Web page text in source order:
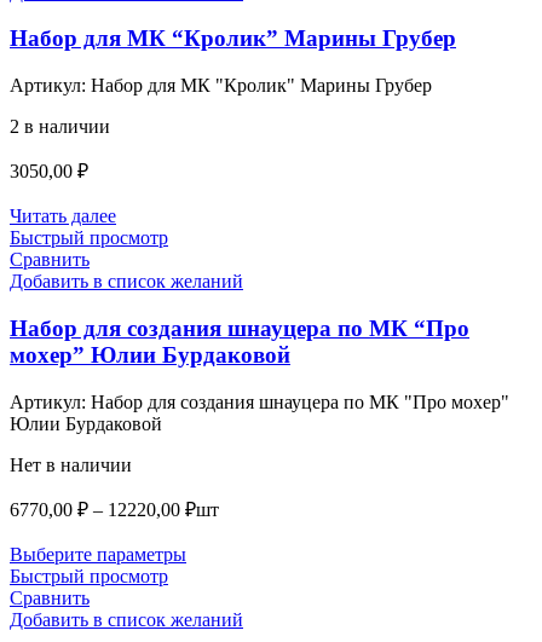
Набор для МК “Кролик” Марины Грубер
Артикул: Набор для МК "Кролик" Марины Грубер
2 в наличии
3050,00 ₽
Читать далее
Быстрый просмотр
Сравнить
Добавить в список желаний
Набор для создания шнауцера по МК “Про
мохер” Юлии Бурдаковой
Артикул: Набор для создания шнауцера по МК "Про мохер"
Юлии Бурдаковой
Нет в наличии
6770,00 ₽ – 12220,00 ₽Диапазон
шт
Выберите параметры
Быстрый просмотр
Сравнить
Добавить в список желаний